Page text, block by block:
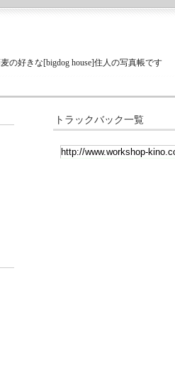
の好きな[bigdog house]住人の写真帳です
トラックバック一覧